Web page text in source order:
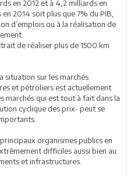
en 2012 et à 4,2 milliards en
2014 soit plus que 7% du PIB,
d’emplois ou à la réalisation de
de réaliser plus de 1500 km
situation sur les marchés
et pétroliers est actuellement
qui est tout à fait dans la
cyclique des prix- peut se
organismes publics en
difficiles aussi bien au
et infrastructures.